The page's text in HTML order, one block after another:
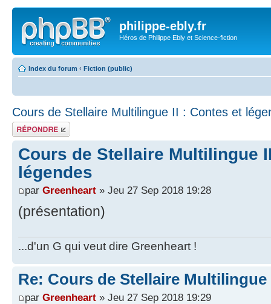
philippe-ebly.fr
Héros de Philippe Ebly et Science-fiction
Index du forum ‹ Fiction (public)
Cours de Stellaire Multilingue II : Contes et
Répondre
Cours de Stellaire Multilingue
légendes
par Greenheart » Jeu 27 Sep 2018 19:28
(présentation)
...d'un G qui veut dire Greenheart !
Re: Cours de Stellaire
par Greenheart » Jeu 27 Sep 2018 19:29